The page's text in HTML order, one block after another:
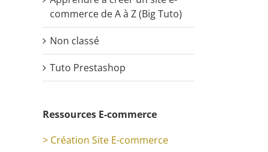
commerce de A à Z (Big Tuto)
Non classé
Tuto Prestashop
Ressources E-commerce
> Création Site E-commerce